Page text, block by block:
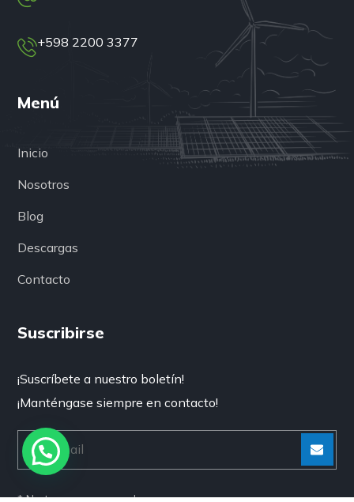
+598 2200 3377
Menú
Inicio
Nosotros
Blog
Descargas
Contacto
Suscribirse
¡Suscríbete a nuestro boletín!
¡Manténgase siempre en contacto!
[Enviar
“”]
* No te preocupes, no hacemos spam.